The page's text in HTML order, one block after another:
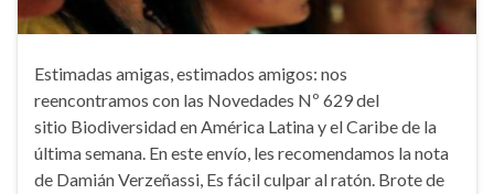
Estimadas amigas, estimados amigos: nos
reencontramos con las Novedades Nº 629 del
sitio Biodiversidad en América Latina y el Caribe de la
última semana. En este envío, les recomendamos la nota
de Damián Verzeñassi, Es fácil culpar al ratón. Brote de